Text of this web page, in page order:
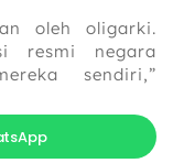
oleh oligarki.
resmi negara
sendiri,”